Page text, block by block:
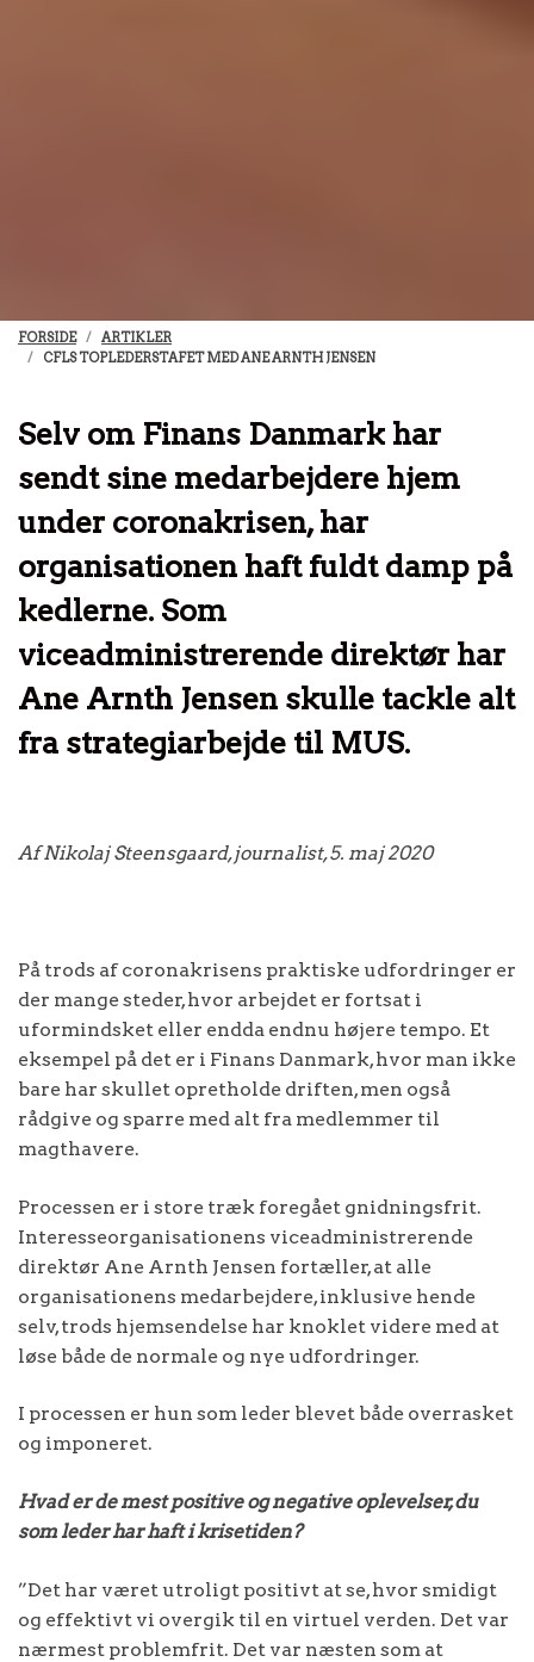
FORSIDE
ARTIKLER
CFLS TOPLEDERSTAFET MED ANE ARNTH JENSEN
Selv om Finans Danmark har
sendt sine medarbejdere hjem
under coronakrisen, har
organisationen haft fuldt damp på
kedlerne. Som
viceadministrerende direktør har
Ane Arnth Jensen skulle tackle alt
fra strategiarbejde til MUS.
Af Nikolaj Steensgaard, journalist, 5. maj 2020
På trods af coronakrisens praktiske udfordringer er
der mange steder, hvor arbejdet er fortsat i
uformindsket eller endda endnu højere tempo. Et
eksempel på det er i Finans Danmark, hvor man ikke
bare har skullet opretholde driften, men også
rådgive og sparre med alt fra medlemmer til
magthavere.
Processen er i store træk foregået gnidningsfrit.
Interesseorganisationens viceadministrerende
direktør Ane Arnth Jensen fortæller, at alle
organisationens medarbejdere, inklusive hende
selv, trods hjemsendelse har knoklet videre med at
løse både de normale og nye udfordringer.
I processen er hun som leder blevet både overrasket
og imponeret.
Hvad er de mest positive og negative oplevelser, du
som leder har haft i krisetiden?
”Det har været utroligt positivt at se, hvor smidigt
og effektivt vi overgik til en virtuel verden. Det var
nærmest problemfrit. Det var næsten som at